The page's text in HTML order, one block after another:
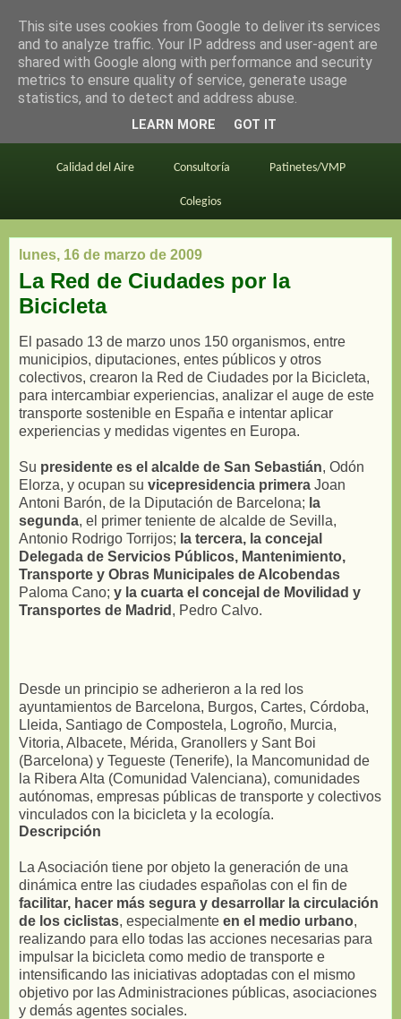
en bici por madrid
Este blog BiciMAD Primeros consejos
Calidad del Aire Consultoría Patinetes/VMP
Colegios
lunes, 16 de marzo de 2009
La Red de Ciudades por la
Bicicleta
El pasado 13 de marzo unos 150 organismos, entre
municipios, diputaciones, entes públicos y otros
colectivos, crearon la Red de Ciudades por la Bicicleta,
para intercambiar experiencias, analizar el auge de este
transporte sostenible en España e intentar aplicar
experiencias y medidas vigentes en Europa.
Su presidente es el alcalde de San Sebastián, Odón
Elorza, y ocupan su vicepresidencia primera Joan
Antoni Barón, de la Diputación de Barcelona; la
segunda, el primer teniente de alcalde de Sevilla,
Antonio Rodrigo Torrijos; la tercera, la concejal
Delegada de Servicios Públicos, Mantenimiento,
Transporte y Obras Municipales de Alcobendas
Paloma Cano; y la cuarta el concejal de Movilidad y
Transportes de Madrid , Pedro Calvo.
Desde un principio se adherieron a la red los
ayuntamientos de Barcelona, Burgos, Cartes, Córdoba,
Lleida, Santiago de Compostela, Logroño, Murcia,
Vitoria, Albacete, Mérida, Granollers y Sant Boi
(Barcelona) y Tegueste (Tenerife), la Mancomunidad de
la Ribera Alta (Comunidad Valenciana), comunidades
autónomas, empresas públicas de transporte y colectivos
vinculados con la bicicleta y la ecología.
Descripción
La Asociación tiene por objeto la generación de una
dinámica entre las ciudades españolas con el fin de
facilitar, hacer más segura y desarrollar la circulación
de los ciclistas, especialmente en el medio urbano,
realizando para ello todas las acciones necesarias para
impulsar la bicicleta como medio de transporte e
intensificando las iniciativas adoptadas con el mismo
objetivo por las Administraciones públicas, asociaciones
y demás agentes sociales.
This site uses cookies from Google to deliver its services
and to analyze traffic. Your IP address and user-agent are
shared with Google along with performance and security
metrics to ensure quality of service, generate usage
statistics, and to detect and address abuse.
LEARN MORE GOT IT